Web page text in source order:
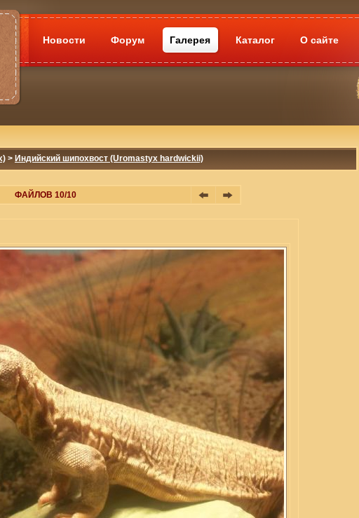
Новости Форум Галерея Каталог О сайте
> Индийский шипохвост (Uromastyx hardwickii)
ФАЙЛОВ 10/10